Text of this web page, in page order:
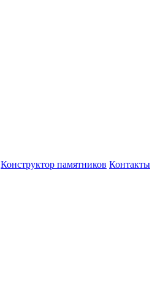
Конструктор памятников Контакты